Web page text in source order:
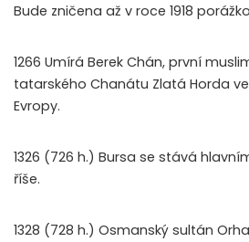
Bude zničena až v roce 1918
1266 Umírá Berek Chán, první
tatarského Chanátu Zlatá Horda
Evropy.
1326 (726 h.) Bursa se stává
říše.
1328 (728 h.) Osmanský sultán